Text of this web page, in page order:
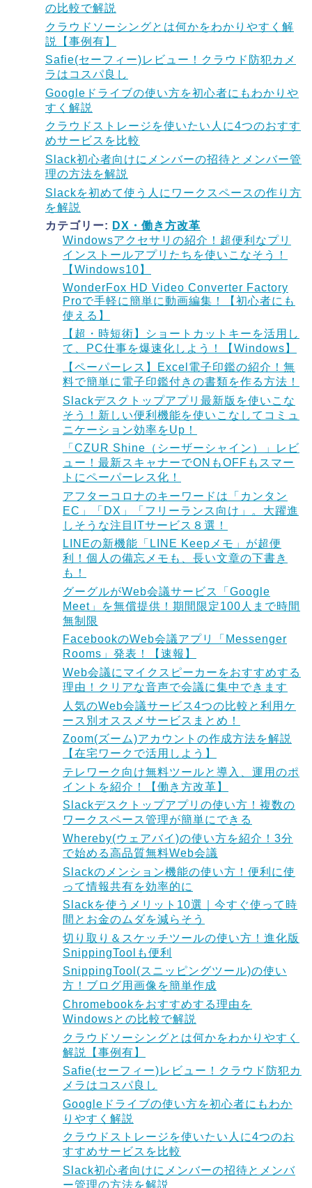
の比較で解説
クラウドソーシングとは何かをわかりやすく解
説【事例有】
Safie(セーフィー)レビュー！クラウド防犯カメ
ラはコスパ良し
Googleドライブの使い方を初心者にもわかりや
すく解説
クラウドストレージを使いたい人に4つのおすす
めサービスを比較
Slack初心者向けにメンバーの招待とメンバー管
理の方法を解説
Slackを初めて使う人にワークスペースの作り方
を解説
カテゴリー: DX・働き方改革
Windowsアクセサリの紹介！超便利なプリ
インストールアプリたちを使いこなそう！
【Windows10】
WonderFox HD Video Converter Factory
Proで手軽に簡単に動画編集！【初心者にも
使える】
【超・時短術】ショートカットキーを活用し
て、PC仕事を爆速化しよう！【Windows】
【ペーパーレス】Excel電子印鑑の紹介！無
料で簡単に電子印鑑付きの書類を作る方法！
Slackデスクトップアプリ最新版を使いこな
そう！新しい便利機能を使いこなしてコミュ
ニケーション効率をUp！
「CZUR Shine（シーザーシャイン）」レビ
ュー！最新スキャナーでONもOFFもスマー
トにペーパーレス化！
アフターコロナのキーワードは「カンタン
EC」「DX」「フリーランス向け」。大躍進
しそうな注目ITサービス８選！
LINEの新機能「LINE Keepメモ」が超便
利！個人の備忘メモも、長い文章の下書き
も！
グーグルがWeb会議サービス「Google
Meet」を無償提供！期間限定100人まで時間
無制限
FacebookのWeb会議アプリ「Messenger
Rooms」発表！【速報】
Web会議にマイクスピーカーをおすすめする
理由！クリアな音声で会議に集中できます
人気のWeb会議サービス4つの比較と利用ケ
ース別オススメサービスまとめ！
Zoom(ズーム)アカウントの作成方法を解説
【在宅ワークで活用しよう】
テレワーク向け無料ツールと導入、運用のポ
イントを紹介！【働き方改革】
Slackデスクトップアプリの使い方！複数の
ワークスペース管理が簡単にできる
Whereby(ウェアバイ)の使い方を紹介！3分
で始める高品質無料Web会議
Slackのメンション機能の使い方！便利に使
って情報共有を効率的に
Slackを使うメリット10選｜今すぐ使って時
間とお金のムダを減らそう
切り取り＆スケッチツールの使い方！進化版
SnippingToolも便利
SnippingTool(スニッピングツール)の使い
方！ブログ用画像を簡単作成
Chromebookをおすすめする理由を
Windowsとの比較で解説
クラウドソーシングとは何かをわかりやすく
解説【事例有】
Safie(セーフィー)レビュー！クラウド防犯カ
メラはコスパ良し
Googleドライブの使い方を初心者にもわか
りやすく解説
クラウドストレージを使いたい人に4つのお
すすめサービスを比較
Slack初心者向けにメンバーの招待とメンバ
ー管理の方法を解説